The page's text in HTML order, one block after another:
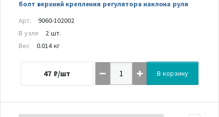
болт верхний крепления регулятора наклона руля
Арт.
9060-102002
В узле
2 шт.
Вес
0.014 кг
47 ₽/шт В корзину